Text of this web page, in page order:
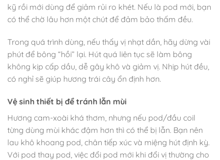
kỹ rồi mới dùng để giảm rủi ro khét. Nếu là pod mới, bạn
có thể chờ lâu hơn một chút để đảm bảo thấm đều.
Trong quá trình dùng, nếu thấy vị nhạt dần, hãy dừng vài
phút để bông “hồi” lại. Hút quá liên tục sẽ làm bông
không kịp cấp dầu, dễ gây khô và giảm vị. Nhịp hút đều,
có nghỉ sẽ giúp hương trái cây ổn định hơn.
Vệ sinh thiết bị để tránh lẫn mùi
Hương cam-xoài khá thơm, nhưng nếu pod/đầu coil
từng dùng mùi khác đậm hơn thì có thể bị lẫn. Bạn nên
lau khô khoang pod, chân tiếp xúc và miệng hút định kỳ.
Với pod thay pod, việc đổi pod mới khi đổi vị thường cho